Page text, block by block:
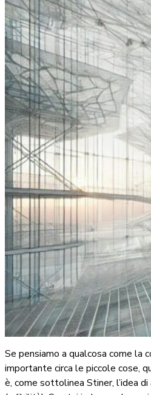
Se pensiamo a qualcosa come la
importante circa le piccole cose,
è, come sottolinea Stiner, l’idea